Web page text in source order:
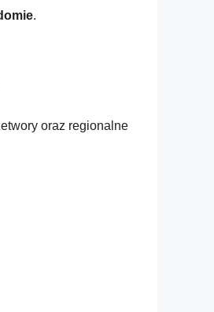
.
oraz regionalne